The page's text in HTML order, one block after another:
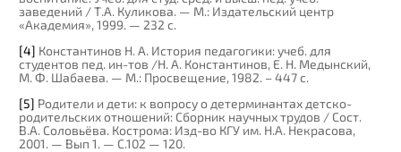
заведений / Т.А. Куликова. — М.: Издательский центр
«Академия», 1999. — 232 с.
[4] Константинов Н. А. История педагогики: учеб. для
студентов пед. ин-тов /Н. А. Константинов, Е. Н. Медынский,
М. Ф. Шабаева. — М.: Просвещение, 1982. – 447 с.
[5] Родители и дети: к вопросу о детерминантах детско-
родительских отношений: Сборник научных трудов / Сост.
В.А. Соловьёва. Кострома: Изд-во КГУ им. Н.А. Некрасова,
2001. — Вып 1. — С.102 — 120.